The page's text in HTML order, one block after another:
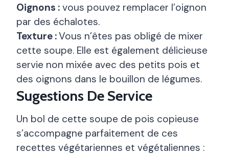
Oignons : vous pouvez remplacer l’oignon
par des échalotes.
Texture :Vous n’êtes pas obligé de mixer
cette soupe. Elle est également délicieuse
servie non mixée avec des petits pois et
des oignons dans le bouillon de légumes.
Sugestions De Service
Un bol de cette soupe de pois copieuse
s’accompagne parfaitement de ces
recettes végétariennes et végétaliennes :